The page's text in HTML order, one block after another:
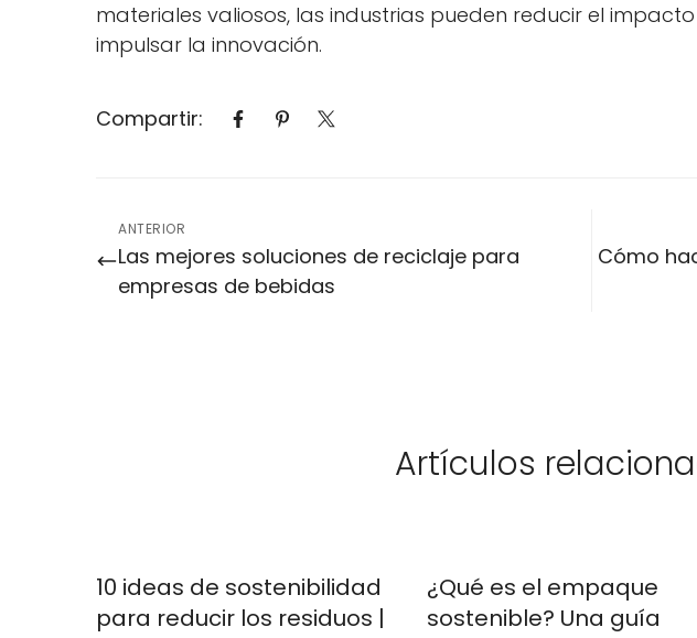
materiales valiosos, las industrias pueden reducir el
impulsar la innovación.
Compartir:
ANTERIOR
Las mejores soluciones de reciclaje para
empresas de bebidas
Cómo
Artículos
10 ideas de sostenibilidad
para reducir los residuos |
¿Qué es el empaque
sostenible? Una guía